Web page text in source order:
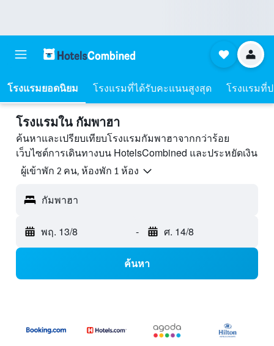
โรงแรมยอดนิยม โรงแรมที่ได้รับคะแนนสูงสุด โรงแรมที่
โรงแรมใน กัมพาฮา
ค้นหาและเปรียบเทียบโรงแรมกัมพาฮาจากกว่าร้อย
เว็บไซต์การเดินทางบน HotelsCombined และประหยัดเงิน
ผู้เข้าพัก 2 คน, ห้องพัก 1 ห้อง
กัมพาฮา
พฤ. 13/8 - ศ. 14/8
ค้นหา